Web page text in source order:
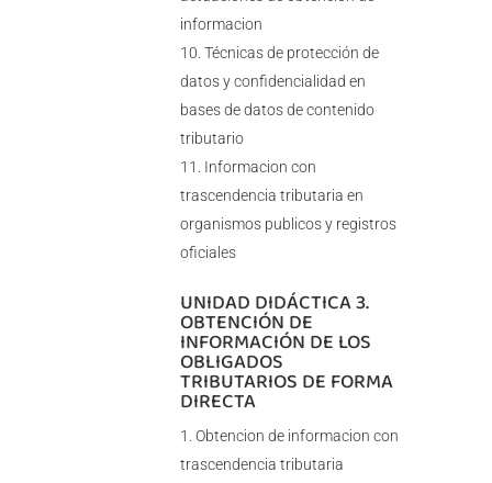
informacion
Técnicas de protección de
datos y confidencialidad en
bases de datos de contenido
tributario
Informacion con
trascendencia tributaria en
organismos publicos y registros
oficiales
UNIDAD DIDÁCTICA 3.
OBTENCIÓN DE
INFORMACIÓN DE LOS
OBLIGADOS
TRIBUTARIOS DE FORMA
DIRECTA
Obtencion de informacion con
trascendencia tributaria